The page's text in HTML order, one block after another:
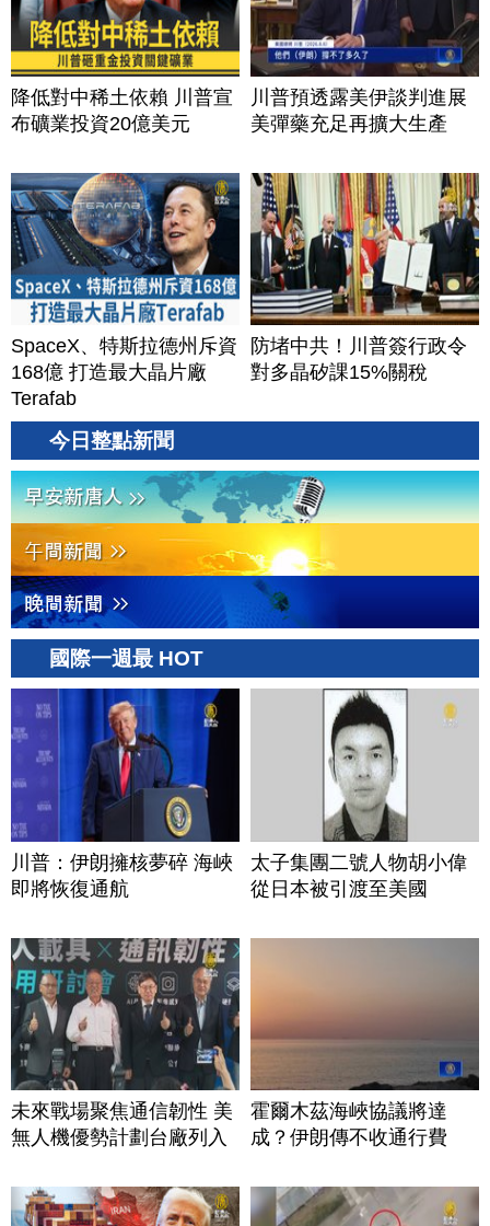
降低對中稀土依賴 川普宣
布礦業投資20億美元
川普預透露美伊談判進展
美彈藥充足再擴大生產
SpaceX、特斯拉德州斥資
168億 打造最大晶片廠
Terafab
防堵中共！川普簽行政令
對多晶矽課15%關稅
今日整點新聞
國際一週最 HOT
川普：伊朗擁核夢碎 海峽
即將恢復通航
太子集團二號人物胡小偉
從日本被引渡至美國
未來戰場聚焦通信韌性 美
無人機優勢計劃台廠列入
霍爾木茲海峽協議將達
成？伊朗傳不收通行費